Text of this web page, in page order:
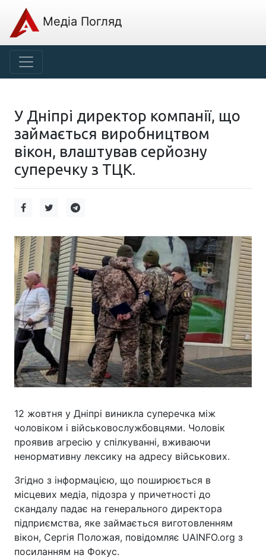
Медіа Погляд
У Дніпрі директор компанії, що
займається виробництвом
вікон, влаштував серйозну
суперечку з ТЦК.
12 жовтня у Дніпрі виникла суперечка між
чоловіком і військовослужбовцями. Чоловік
проявив агресію у спілкуванні, вживаючи
ненормативну лексику на адресу військових.
Згідно з інформацією, що поширюється в
місцевих медіа, підозра у причетності до
скандалу падає на генерального директора
підприємства, яке займається виготовленням
вікон, Сергія Положая, повідомляє UAINFO.org з
посиланням на Фокус.